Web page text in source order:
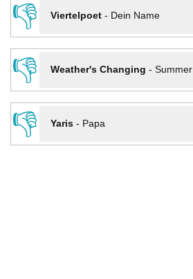
👎
Viertelpoet- Dein Name
👎
Weather's Changing - Summer
👎
Yaris- Papa